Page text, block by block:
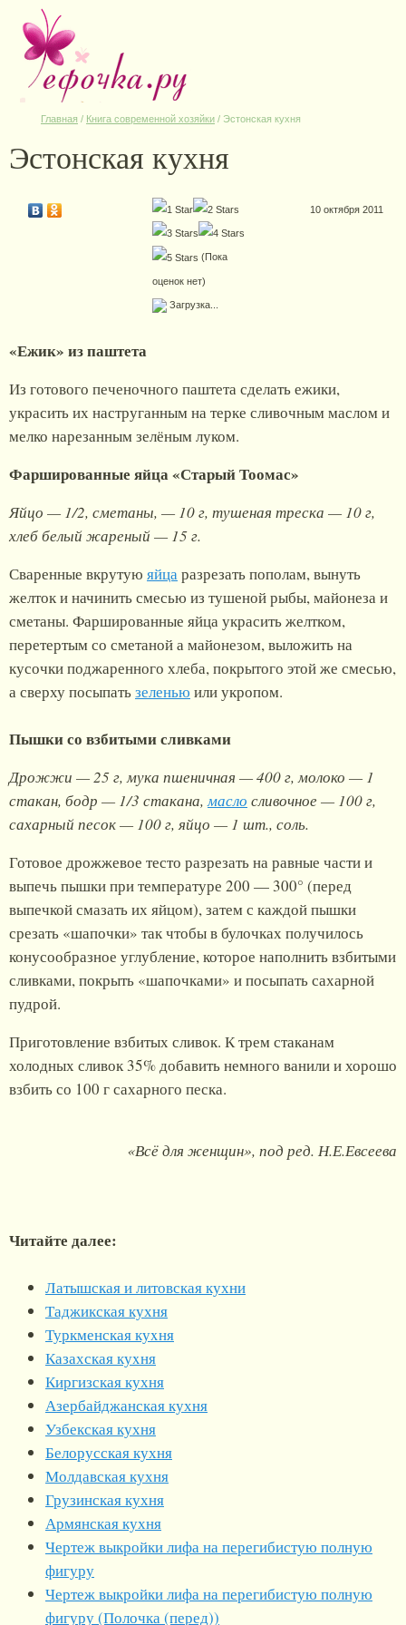
Главная / Книга современной хозяйки / Эстонская кухня
Эстонская кухня
(Пока
оценок нет)
Загрузка...
10 октября 2011
«Ежик» из паштета
Из готового печеночного паштета сделать ежики,
украсить их наструганным на терке сливочным маслом и
мелко нарезанным зелёным луком.
Фаршированные яйца «Старый Тоомас»
Яйцо — 1/2, сметаны, — 10 г, тушеная треска — 10 г,
хлеб белый жареный — 15 г.
Сваренные вкрутую яйцаразрезать пополам, вынуть
желток и начинить смесью из тушеной рыбы, майонеза и
сметаны. Фаршированные яйца украсить желтком,
перетертым со сметаной а майонезом, выложить на
кусочки поджаренного хлеба, покрытого этой же смесью,
а сверху посыпатьзеленью или укропом.
Пышки со взбитыми сливками
Дрожжи — 25 г, мука пшеничная — 400 г, молоко — 1
стакан, бодр — 1/3 стакана,масло сливочное — 100 г,
сахарный песок — 100 г, яйцо — 1 шт., соль.
Готовое дрожжевое тесто разрезать на равные части и
выпечь пышки при температуре 200 — 300° (перед
выпечкой смазать их яйцом), затем с каждой пышки
срезать «шапочки» так чтобы в булочках получилось
конусообразное углубление, которое наполнить взбитыми
сливками, покрыть «шапочками» и посыпать сахарной
пудрой.
Приготовление взбитых сливок. К трем стаканам
холодных сливок 35% добавить немного ванили и хорошо
взбить со 100 г сахарного песка.
«Всё для женщин», под ред. Н.Е.Евсеева
Читайте далее:
Латышская и литовская кухни
Таджикская кухня
Туркменская куxня
Казахская куxня
Киргизская кухня
Азербайджанская кухня
Узбекская кухня
Белорусская кухня
Молдавская кухня
Грузинская кухня
Армянская кухня
Чертеж выкройки лифа на перегибистую полную
фигуру
Чертеж выкройки лифа на перегибистую полную
фигуру (Полочка (перед))